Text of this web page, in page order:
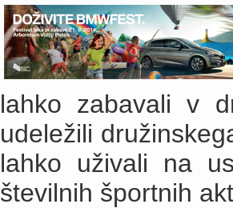
lahko zabavali v
udeležili
lahko uživali na
številnih športnih